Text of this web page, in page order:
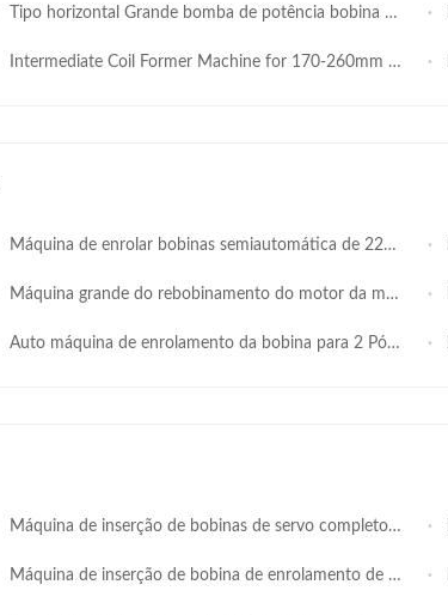
Tipo horizontal Grande bomba de potência bobina de estator Máquina de formação média comprimento de pilha longa SMT - ZJ600
Intermediate Coil Former Machine for 170-260mm Stator OD with 90-220mm Stack Height and Φ100-200mm ID Range
Máquina de enrolar bobinas semiautomática de 220 V 1000 r/min para motor elétrico
Máquina grande do rebobinamento do motor da máquina de enrolamento da bobina do estator do motor do tamanho
Auto máquina de enrolamento da bobina para 2 Pólos/estator 4 Pólos e de 6 Pólos
Máquina de inserção de bobinas de servo completo de alta precisão para estator de altura de pilha de 120-600 mm em motores de bomba de poço profundo
Máquina de inserção de bobina de enrolamento de motor de bomba submersível 3.5Kw